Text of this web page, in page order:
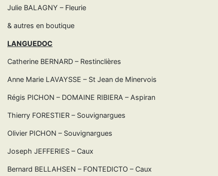
Julie BALAGNY – Fleurie
& autres en boutique
LANGUEDOC
Catherine BERNARD – Restinclières
Anne Marie LAVAYSSE – St Jean de Minervois
Régis PICHON – DOMAINE RIBIERA – Aspiran
Thierry FORESTIER – Souvignargues
Olivier PICHON – Souvignargues
Joseph JEFFERIES – Caux
Bernard BELLAHSEN – FONTEDICTO – Caux